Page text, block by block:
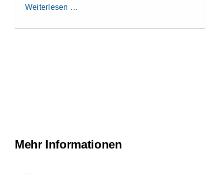
Weiterlesen …
Mehr Informationen